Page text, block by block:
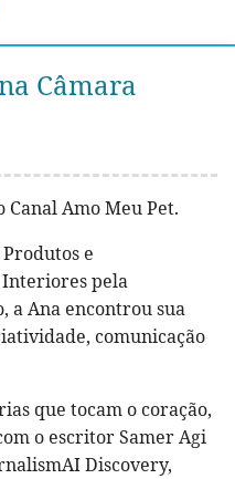
Câmara
Amo Meu Pet.
e
Interiores pela
a Ana encontrou sua
comunicação
que tocam o coração,
o escritor Samer Agi
Discovery,